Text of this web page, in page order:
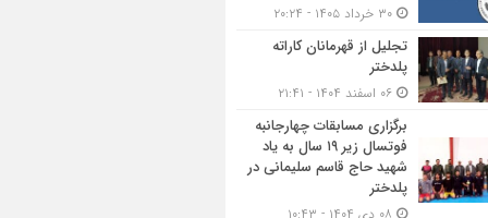
تجلیل از قهرمانان کاراته
پلدختر
برگزاری مسابقات چهارجانبه
فوتسال زیر ۱۹ سال به یاد
شهید حاج قاسم سلیمانی در
پلدختر